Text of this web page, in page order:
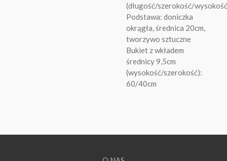
(długość/szerokość/
Podstawa: doniczka
okrągła, średnica 20cm,
tworzywo sztuczne
Bukiet z wkładem
średnicy 9,5cm
(wysokość/szerokość):
60/40cm